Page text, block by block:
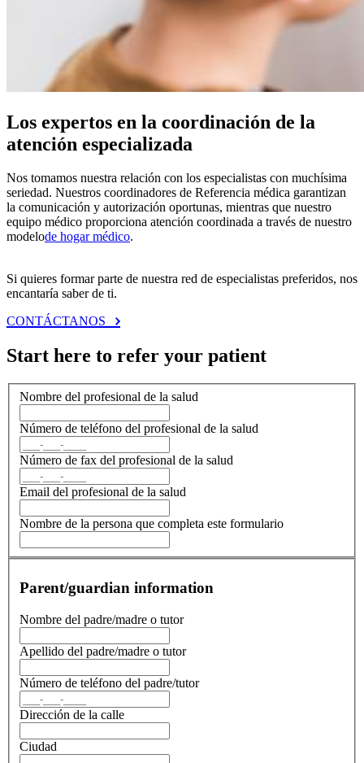
Los expertos en la coordinación de la
atención especializada
Nos tomamos nuestra relación con los especialistas con muchísima
seriedad. Nuestros coordinadores de Referencia médica garantizan
la comunicación y autorización oportunas, mientras que nuestro
equipo médico proporciona atención coordinada a través de nuestro
modelode hogar médico.
Si quieres formar parte de nuestra red de especialistas preferidos, nos
encantaría saber de ti.
CONTÁCTANOS
Start here to refer your patient
Nombre del profesional de la salud
Número de teléfono del profesional de la salud
Número de fax del profesional de la salud
Email del profesional de la salud
Nombre de la persona que completa este formulario
Parent/guardian information
Nombre del padre/madre o tutor
Apellido del padre/madre o tutor
Número de teléfono del padre/tutor
Dirección de la calle
Ciudad